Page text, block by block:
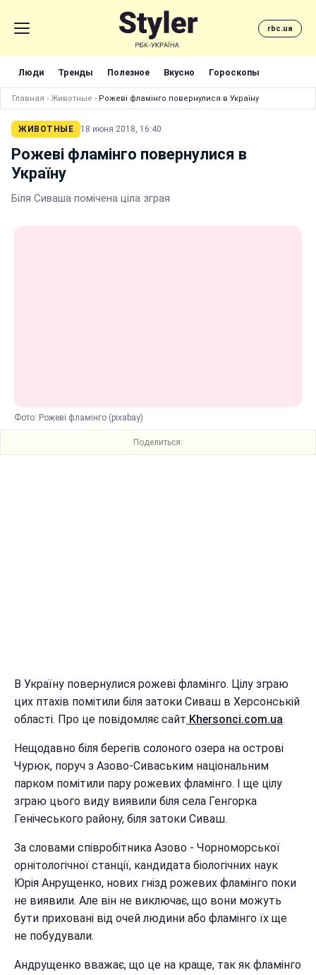
rbc.ua
Люди Тренды Полезное Вкусно Гороскопы
Главная › Животные › Рожеві фламінго повернулися в Україну
ЖИВОТНЫЕ 18 июня 2018, 16:40
Рожеві фламінго повернулися в
Україну
Біля Сиваша помічена ціла зграя
Фото: Рожеві фламінго (pixabay)
Поделиться:
В Україну повернулися рожеві фламінго. Цілу зграю
цих птахів помітили біля затоки Сиваш в Херсонській
області. Про це повідомляє сайт Khersonci.com.ua.
Нещодавно біля берегів солоного озера на острові
Чурюк, поруч з Азово-Сиваським національним
парком помітили пару рожевих фламінго. І ще цілу
зграю цього виду виявили біля села Генгорка
Генічеського району, біля затоки Сиваш.
За словами співробітника Азово - Чорноморської
орнітологічної станції, кандидата біологічних наук
Юрія Анрущенко, нових гнізд рожевих фламінго поки
не виявили. Але він не виключає, що вони можуть
бути приховані від очей людини або фламінго їх ще
не побудували.
Андрущенко вважає, що це на краще, так як фламінго